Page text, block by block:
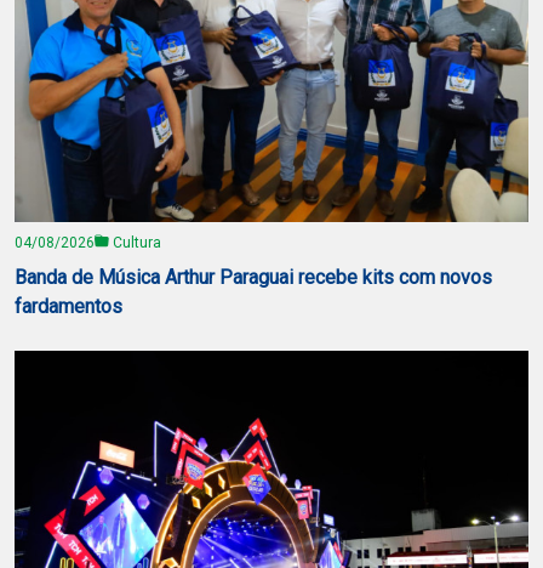
04/08/2026 Cultura
Banda de Música Arthur Paraguai recebe kits com novos
fardamentos